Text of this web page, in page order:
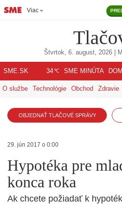
Viac
Štvrtok, 6. august, 2026|
SME.SK 34℃ SME MINÚTA
O službe Technológie Obchod Zdravie
OBJEDNAŤ TLAČOVÉ SPRÁVY
29. jún 2017 o 0:00
Hypotéka pre
konca roka
Ak chcete požiadať k